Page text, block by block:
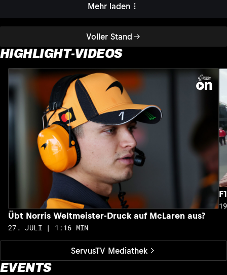
Voller Stand
Mehr laden
HIGHLIGHT-VIDEOS
ServusTV Mediathek
Übt Norris Weltmeister-Druck auf McLaren aus?
27. JULI | 1:16 MIN
EVENTS